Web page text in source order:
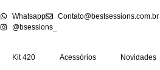
Whatsapp
Contato@bestsessions.com.br
@bsessions_
Kit 420 Acessórios Novidades